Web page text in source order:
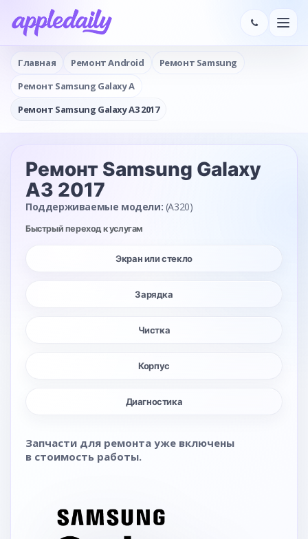
Главная Ремонт Android
Ремонт Samsung
Ремонт Samsung Galaxy A
Ремонт Samsung Galaxy A3 2017
Ремонт Samsung Galaxy
A3 2017
Поддерживаемые модели: (A320)
Быстрый переход к услугам
Экран или стекло
Зарядка
Чистка
Корпус
Диагностика
Запчасти для ремонта уже включены
в стоимость работы.